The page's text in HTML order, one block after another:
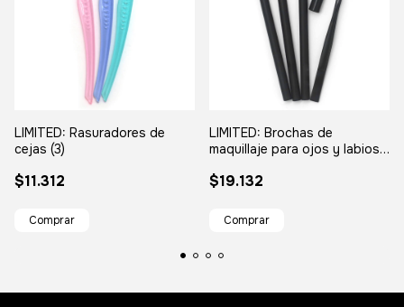
LIMITED: Rasuradores de
cejas (3)
$11.312
LIMITED: Brochas de
maquillaje para ojos y labios
$19.132